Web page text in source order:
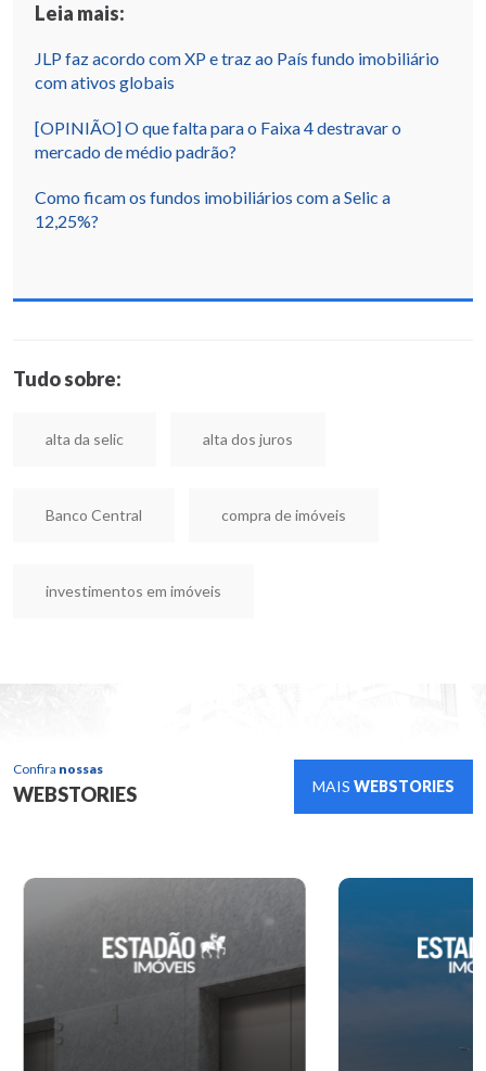
Leia mais:
JLP faz acordo com XP e traz ao País fundo imobiliário
com ativos globais
[OPINIÃO] O que falta para o Faixa 4 destravar o
mercado de médio padrão?
Como ficam os fundos imobiliários com a Selic a
12,25%?
Tudo sobre:
alta da selic alta dos juros
Banco Central compra de imóveis
investimentos em imóveis
Confira nossas
WEBSTORIES MAIS WEBSTORIES